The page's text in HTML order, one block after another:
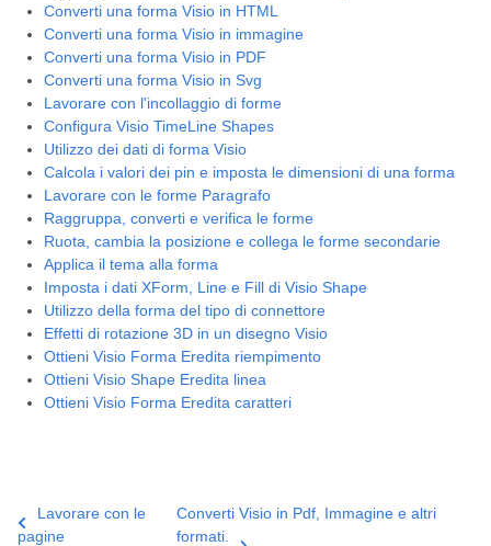
Converti una forma Visio in HTML
Converti una forma Visio in immagine
Converti una forma Visio in PDF
Converti una forma Visio in Svg
Lavorare con l'incollaggio di forme
Configura Visio TimeLine Shapes
Utilizzo dei dati di forma Visio
Calcola i valori dei pin e imposta le dimensioni di una forma
Lavorare con le forme Paragrafo
Raggruppa, converti e verifica le forme
Ruota, cambia la posizione e collega le forme secondarie
Applica il tema alla forma
Imposta i dati XForm, Line e Fill di Visio Shape
Utilizzo della forma del tipo di connettore
Effetti di rotazione 3D in un disegno Visio
Ottieni Visio Forma Eredita riempimento
Ottieni Visio Shape Eredita linea
Ottieni Visio Forma Eredita caratteri
Lavorare con le
pagine
Converti Visio in Pdf, Immagine e altri
formati.